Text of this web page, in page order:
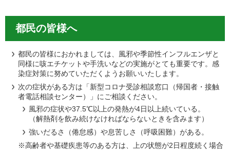
都民の皆様へ
都民の皆様におかれましては、風邪や季節性インフルエンザと
同様に咳エチケットや手洗いなどの実施がとても重要です。感
染症対策に努めていただくようお願いいたします。
次の症状がある方は「新型コロナ受診相談窓口（帰国者・接触
者電話相談センター）」にご相談ください。
風邪の症状や37.5℃以上の発熱が4日以上続いている。
（解熱剤を飲み続けなければならないときを含みます）
強いだるさ（倦怠感）や息苦しさ（呼吸困難）がある。
※高齢者や基礎疾患等のある方は、上の状態が2日程度続く場合